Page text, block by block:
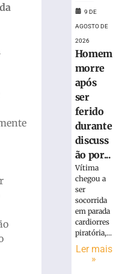
mais
inclui
honorários
base
Simples
9 DE
AGOSTO DE
2026
Homem
morre
após
ser
ferido
durante
discuss
ão por...
Vítima
chegou a
ser
socorrida
em parada
cardiorres
piratória,...
Ler mais
»